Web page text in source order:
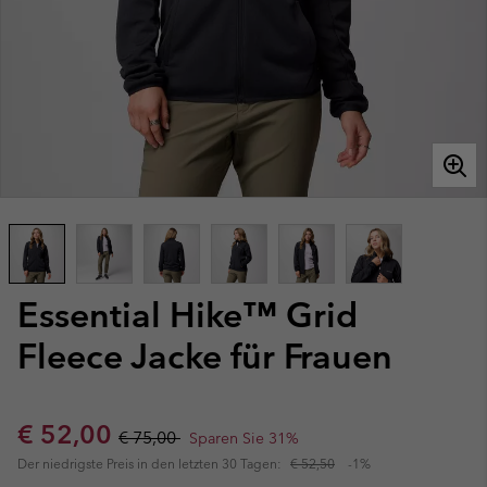
Essential Hike™ Grid
Fleece Jacke für Frauen
Sale price:
€ 52,00 Regular price:
€ 75,00 Sparen Sie 31%
Der niedrigste Preis in den letzten 30 Tagen: € 52,50 -1%